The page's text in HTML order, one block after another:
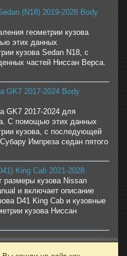
(N18) 2019-2028 Body
геометрии кузова
этих данных
кузова Sedan N18, с
частей Ниссан Верса.
GK7 2017-2024 Body
GK7 2017-2024 для
С помощью этих данных
кузова, с последующей
Импреза седан пятого
King Cab 2021-2028
размеры кузова Nissan
и включает описание
D41 King Cab и кузовные
кузова Ниссан